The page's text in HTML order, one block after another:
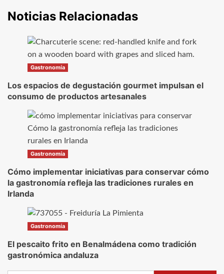
Noticias Relacionadas
Gastronomía
Los espacios de degustación gourmet impulsan el
consumo de productos artesanales
Gastronomía
Cómo implementar iniciativas para conservar cómo
la gastronomía refleja las tradiciones rurales en
Irlanda
Gastronomía
El pescaito frito en Benalmádena como tradición
gastronómica andaluza